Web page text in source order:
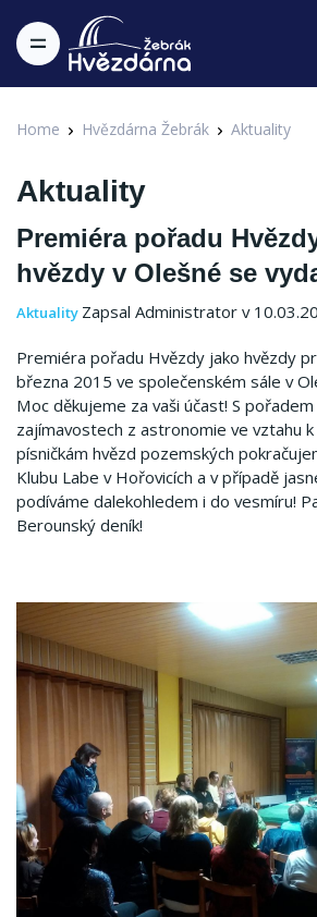
Home Hvězdárna Žebrák Aktuality
Aktuality
Premiéra pořadu
hvězdy v Olešné se
Aktuality Zapsal Administrator v
Premiéra pořadu Hvězdy jako hvězdy
března 2015 ve společenském sále v
Moc děkujeme za vaši účast! S
zajímavostech z astronomie ve vztahu
písničkám hvězd pozemských
Klubu Labe v Hořovicích a v případě
podíváme dalekohledem i do vesmíru!
Berounský deník!